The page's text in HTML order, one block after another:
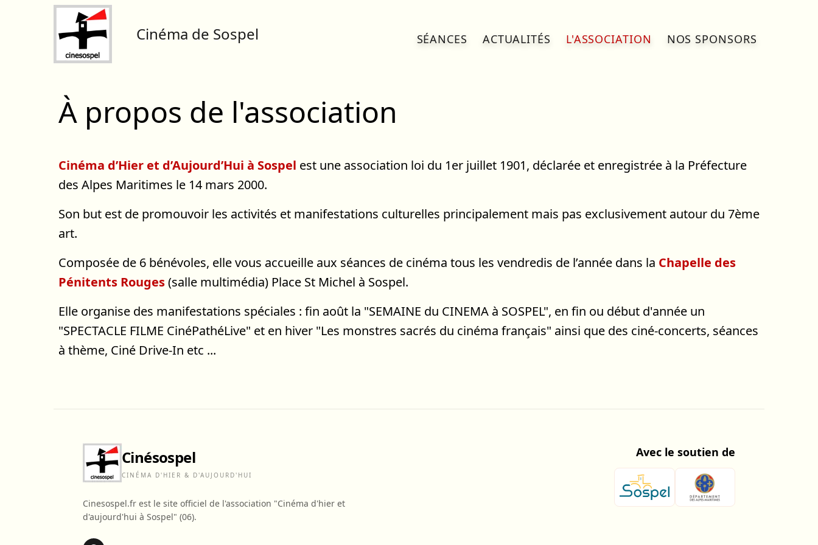
Cinéma de Sospel SÉANCES ACTUALITÉS L'ASSOCIATION NOS SPONSORS
À propos de l'association
Cinéma d’Hier et d’Aujourd’Hui à Sospel est une association loi du 1er juillet 1901, déclarée et enregistrée à la Préfecture
des Alpes Maritimes le 14 mars 2000.
Son but est de promouvoir les activités et manifestations culturelles principalement mais pas exclusivement autour du 7ème
art.
Composée de 6 bénévoles, elle vous accueille aux séances de cinéma tous les vendredis de l’année dans la Chapelle des
Pénitents Rouges(salle multimédia) Place St Michel à Sospel.
Elle organise des manifestations spéciales : fin août la "SEMAINE du CINEMA à SOSPEL", en fin ou début d'année un
"SPECTACLE FILME CinéPathéLive" et en hiver "Les monstres sacrés du cinéma français" ainsi que des ciné-concerts, séances
à thème, Ciné Drive-In etc ...
Cinésospel
CINÉMA D'HIER & D'AUJOURD'HUI
Cinesospel.fr est le site officiel de l'association "Cinéma d'hier et
d'aujourd'hui à Sospel" (06).
Avec le soutien de